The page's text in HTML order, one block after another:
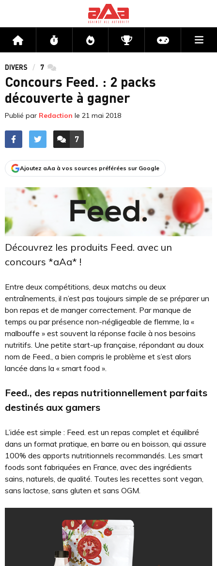
Accueil Flux Directs CompétitionsActu jeux
DIVERS 7 commentaires
Concours Feed. : 2 packs
découverte à gagner
Publié par Redaction le 21 mai 2018
ACCÉDER AUX
7
COMMENTAIRES
Ajoutez aAa à vos sources préférées sur Google
Découvrez les produits Feed. avec un
concours *aAa* !
Entre deux compétitions, deux matchs ou deux
entraînements, il n’est pas toujours simple de se préparer un
bon repas et de manger correctement. Par manque de
temps ou par présence non-négligeable de flemme, la «
malbouffe » est souvent la réponse facile à nos besoins
nutritifs. Une petite start-up française, répondant au doux
nom de Feed., a bien compris le problème et s’est alors
lancée dans la « smart food ».
Feed., des repas nutritionnellement parfaits
destinés aux gamers
L’idée est simple : Feed. est un repas complet et équilibré
dans un format pratique, en barre ou en boisson, qui assure
100% des apports nutritionnels recommandés. Les smart
foods sont fabriquées en France, avec des ingrédients
sains, naturels, de qualité. Toutes les recettes sont vegan,
sans lactose, sans gluten et sans OGM.